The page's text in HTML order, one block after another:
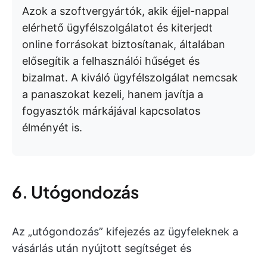
Azok a szoftvergyártók, akik éjjel-nappal
elérhető ügyfélszolgálatot és kiterjedt
online forrásokat biztosítanak, általában
elősegítik a felhasználói hűséget és
bizalmat. A kiváló ügyfélszolgálat nemcsak
a panaszokat kezeli, hanem javítja a
fogyasztók márkájával kapcsolatos
élményét is.
6. Utógondozás
Az „utógondozás” kifejezés az ügyfeleknek a
vásárlás után nyújtott segítséget és